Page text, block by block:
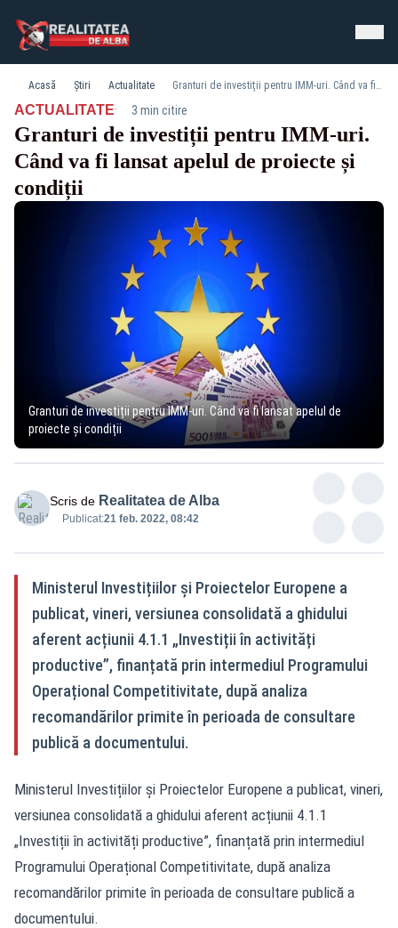
Acasă Știri Actualitate Granturi de investiții pentru IMM-uri. Când va fi lansat apelul de proiecte și condiții
ACTUALITATE· 3 min citire
Granturi de investiții pentru IMM-uri.
Când va fi lansat apelul de proiecte și
condiții
Granturi de investiții pentru IMM-uri. Când va fi lansat apelul de
proiecte și condiții
Scris de Realitatea de Alba
Publicat:21 feb. 2022, 08:42
Ministerul Investițiilor și Proiectelor Europene a
publicat, vineri, versiunea consolidată a ghidului
aferent acțiunii 4.1.1 „Investiții în activități
productive”, finanțată prin intermediul Programului
Operațional Competitivitate, după analiza
recomandărilor primite în perioada de consultare
publică a documentului.
Ministerul Investițiilor și Proiectelor Europene a publicat, vineri,
versiunea consolidată a ghidului aferent acțiunii 4.1.1
„Investiții în activități productive”, finanțată prin intermediul
Programului Operațional Competitivitate, după analiza
recomandărilor primite în perioada de consultare publică a
documentului.